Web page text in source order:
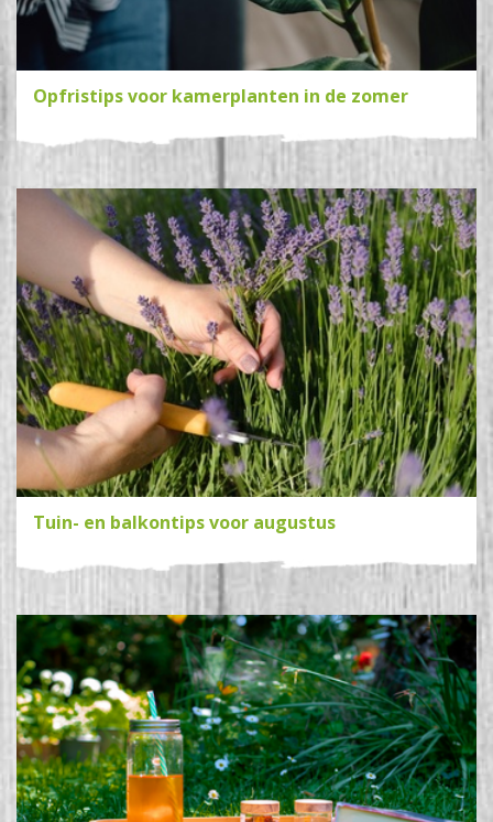
Opfristips voor kamerplanten in de zomer
Tuin- en balkontips voor augustus